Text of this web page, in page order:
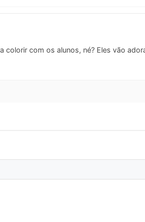
com os alunos, né? Eles vão